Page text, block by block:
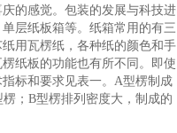
的感觉。包装的发展与科技进
层纸板箱等。纸箱常用的有三
用瓦楞纸，各种纸的颜色和手
纸板的功能也有所不同。即使
标和要求见表一。A型楞制成
；B型楞排列密度大，制成的